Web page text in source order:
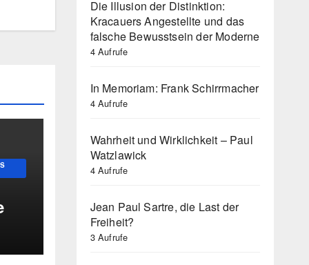
Die Illusion der Distinktion:
Kracauers Angestellte und das
falsche Bewusstsein der Moderne
4 Aufrufe
In Memoriam: Frank Schirrmacher
4 Aufrufe
Wahrheit und Wirklichkeit – Paul
Watzlawick
4 Aufrufe
Jean Paul Sartre, die Last der
Freiheit?
3 Aufrufe